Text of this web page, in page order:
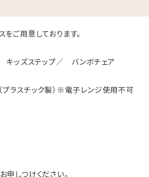
ご用意しております。
キッズステップ／ バンボチェア
ラスチック製）※電子レンジ使用不可
しつけください。